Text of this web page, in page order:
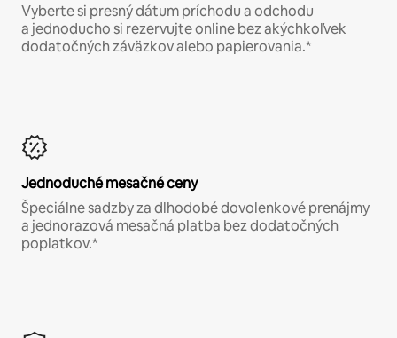
Vyberte si presný dátum príchodu a odchodu
a jednoducho si rezervujte online bez akýchkoľvek
dodatočných záväzkov alebo papierovania.*
Jednoduché mesačné ceny
Špeciálne sadzby za dlhodobé dovolenkové prenájmy
a jednorazová mesačná platba bez dodatočných
poplatkov.*